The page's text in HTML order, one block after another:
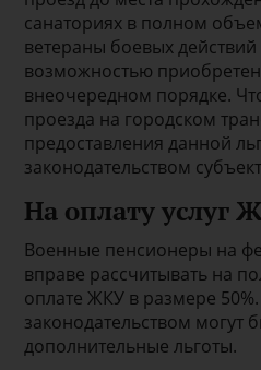
санаториях в полном
ветераны боевых
возможностью
внеочередном порядке.
проезда на городском
предоставления данной
законодательством
На оплату услуг
Военные пенсионеры на
вправе рассчитывать на
оплате ЖКУ в размере
законодательством могут
дополнительные льготы.